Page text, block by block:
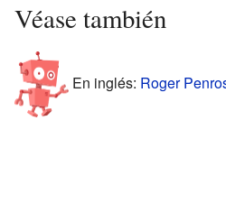
Véase también
En inglés: Roger